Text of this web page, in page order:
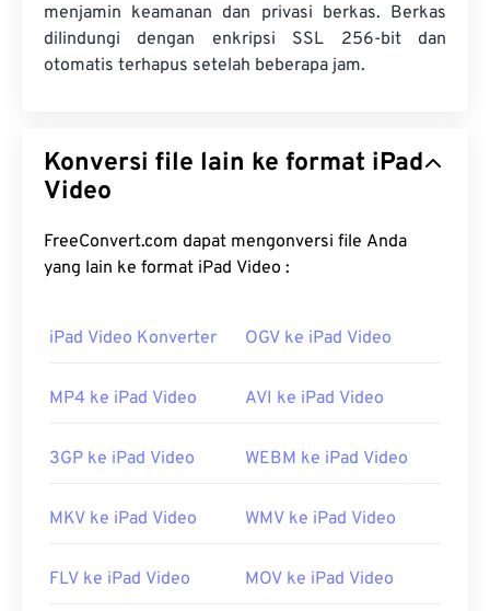
menjamin keamanan dan privasi berkas. Berkas
dilindungi dengan enkripsi SSL 256-bit dan
otomatis terhapus setelah beberapa jam.
Konversi file lain ke format iPad
Video
FreeConvert.com dapat mengonversi file Anda
yang lain ke format iPad Video :
iPad Video Konverter OGV ke iPad Video
MP4 ke iPad Video AVI ke iPad Video
3GP ke iPad Video WEBM ke iPad Video
MKV ke iPad Video WMV ke iPad Video
FLV ke iPad Video MOV ke iPad Video